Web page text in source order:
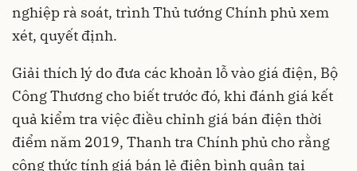
nghiệp rà soát, trình Thủ tướng Chính phủ xem
xét, quyết định.
Giải thích lý do đưa các khoản lỗ vào giá điện, Bộ
Công Thương cho biết trước đó, khi đánh giá kết
quả kiểm tra việc điều chỉnh giá bán điện thời
điểm năm 2019, Thanh tra Chính phủ cho rằng
công thức tính giá bán lẻ điện bình quân tại